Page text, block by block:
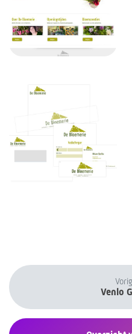
Venlo